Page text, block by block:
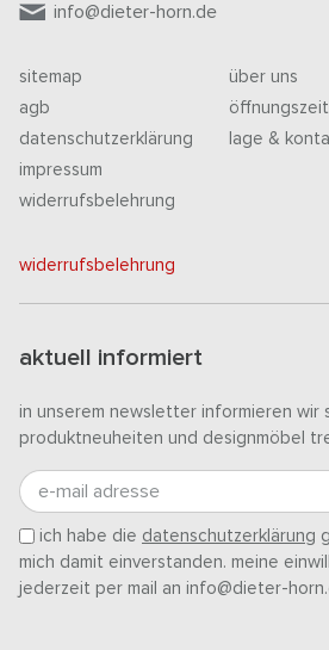
info@dieter-horn.de
sitemap
agb
datenschutzerklärung
impressum
widerrufsbelehrung
über uns
lage &
widerrufsbelehrung
aktuell informiert
in unserem newsletter informieren wir
produktneuheiten und designmöbel
e-mail adresse
ich habe die datenschutzerklärung
mich damit einverstanden. meine
jederzeit per mail an info@dieter-